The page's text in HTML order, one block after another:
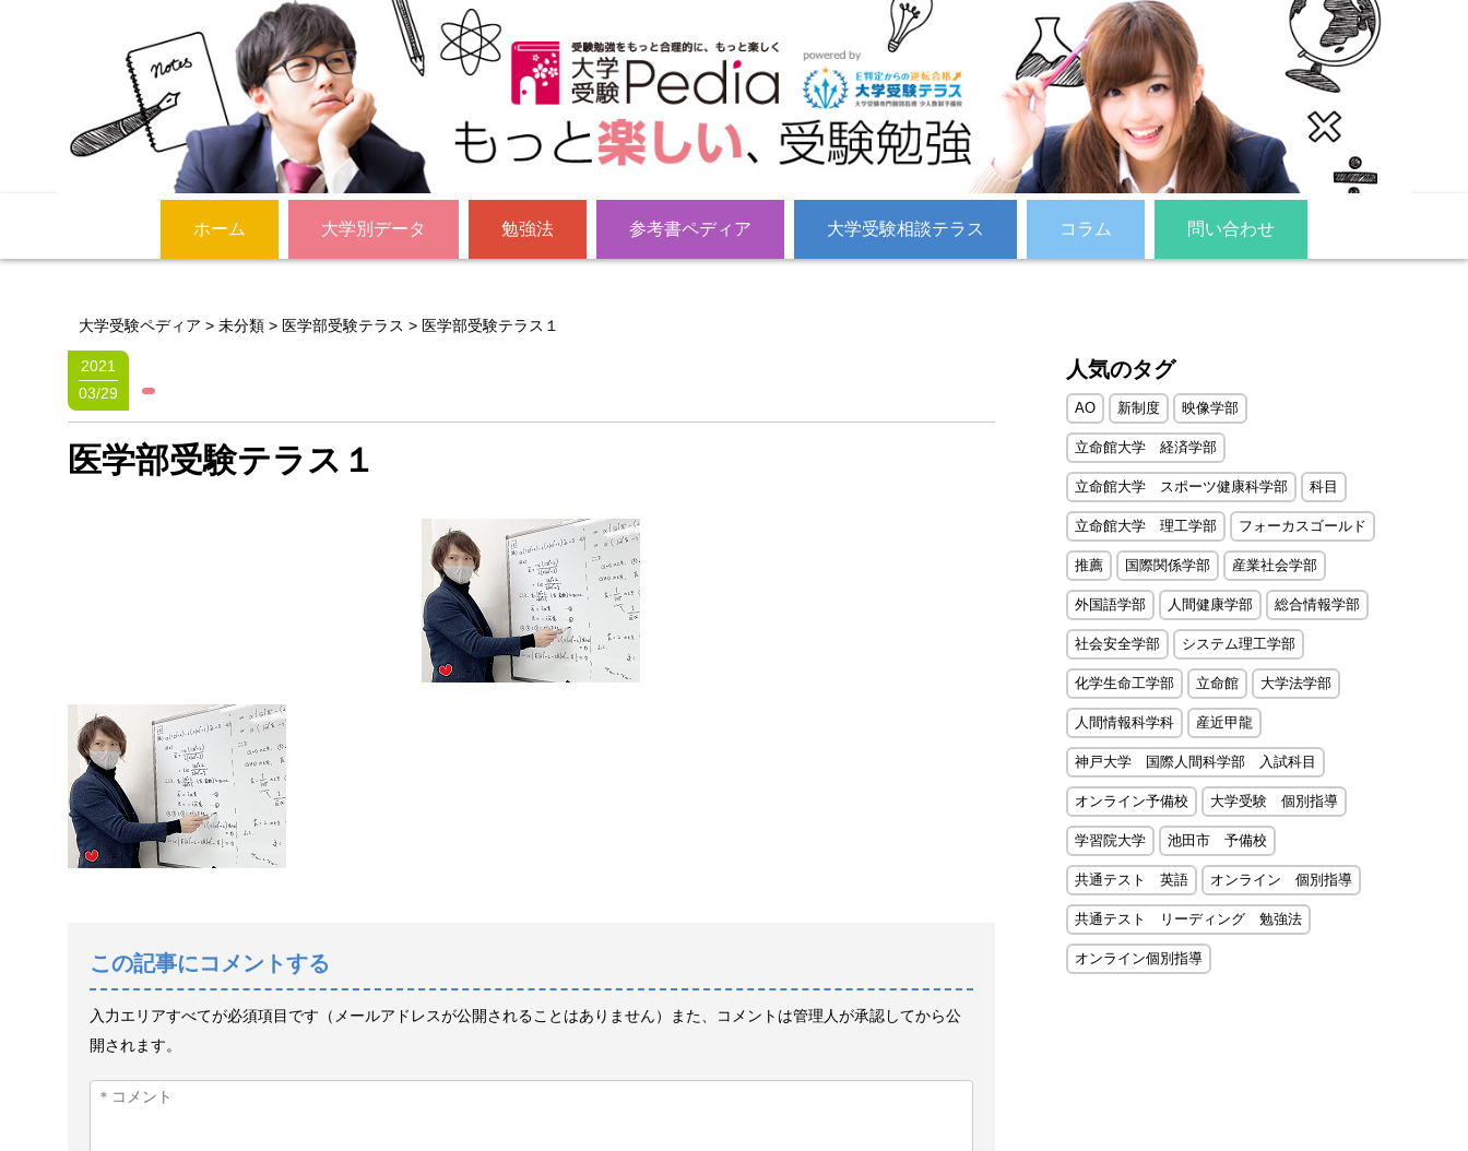
ホーム 大学別データ 勉強法 参考書ペディア 大学受験相談テラス コラム 問い合わせ
大学受験ペディア > 未分類 > 医学部受験テラス > 医学部受験テラス１
2021
03/29
医学部受験テラス１
この記事にコメントする
入力エリアすべてが必須項目です（メールアドレスが公開されることはありません）また、コメントは管理人が承認してから公
開されます。
人気のタグ
AO 新制度 映像学部
立命館大学 経済学部
立命館大学 スポーツ健康科学部 科目
立命館大学 理工学部 フォーカスゴールド
推薦 国際関係学部 産業社会学部
外国語学部 人間健康学部 総合情報学部
社会安全学部 システム理工学部
化学生命工学部 立命館 大学法学部
人間情報科学科 産近甲龍
神戸大学 国際人間科学部 入試科目
オンライン予備校 大学受験 個別指導
学習院大学 池田市 予備校
共通テスト 英語 オンライン 個別指導
共通テスト リーディング 勉強法
オンライン個別指導